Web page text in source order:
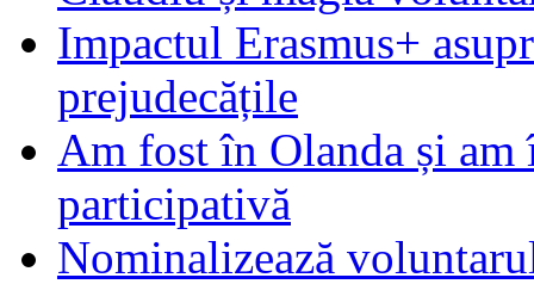
Impactul Erasmus+
prejudecățile
Am fost în Olanda și am
participativă
Nominalizează